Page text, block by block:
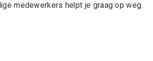
medewerkers helpt je graag op weg.